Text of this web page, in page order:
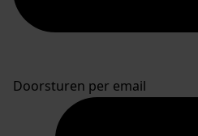
Doorsturen per email